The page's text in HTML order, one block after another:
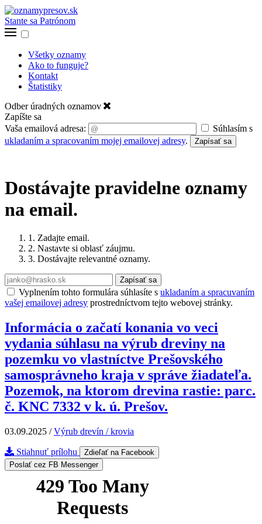
Stante sa Patrónom
Všetky oznamy
Ako to funguje?
Kontakt
Štatistiky
Odber úradných oznamov
Zapíšte sa
Vaša emailová adresa:
Súhlasím s
ukladaním a spracovaním mojej emailovej adresy. Zapísať sa
Dostávajte pravidelne oznamy
na email.
1. Zadajte email.
2. Nastavte si oblasť záujmu.
3. Dostávajte relevantné oznamy.
Zapísať sa
Vyplnením tohto formulára súhlasíte s ukladaním a spracuvaním
vašej emailovej adresy prostredníctvom tejto webovej stránky.
Informácia o začatí konania vo veci
vydania súhlasu na výrub dreviny na
pozemku vo vlastníctve Prešovského
samosprávneho kraja v správe žiadateľa.
Pozemok, na ktorom drevina rastie: parc.
č. KNC 7332 v k. ú. Prešov.
03.09.2025 /Výrub drevín / krovia
Stiahnuť prílohu
Zdieľať na Facebook
Poslať cez FB Messenger